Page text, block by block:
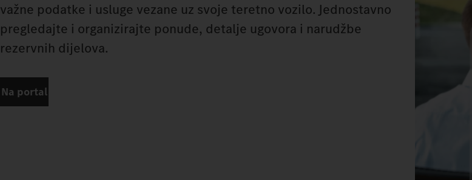
važne podatke i usluge vezane uz svoje teretno vozilo. Jednostavno
pregledajte i organizirajte ponude, detalje ugovora i narudžbe
rezervnih dijelova.
Na portal